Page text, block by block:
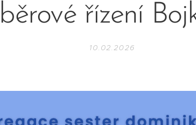
řízení
10.02.2026